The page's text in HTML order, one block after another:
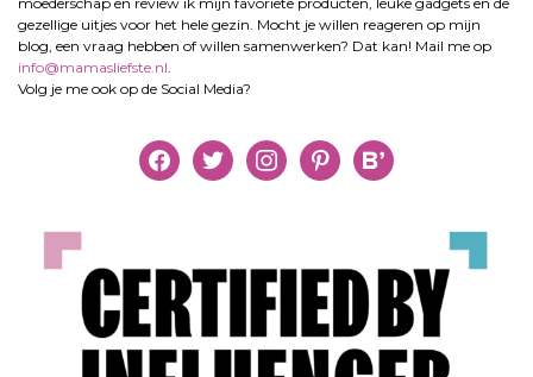
gezellige uitjes voor het hele gezin. Mocht je willen reageren op mijn
blog, een vraag hebben of willen samenwerken? Dat kan! Mail me op
info@mamasliefste.nl.
Volg je me ook op de Social Media?
facebooktwitter instagrampinterestbloglovin